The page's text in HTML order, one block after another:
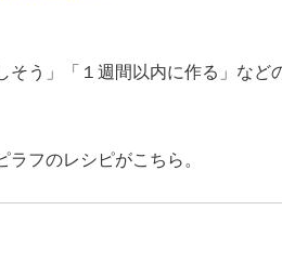
そう」「１週間以内に作る」など
フのレシピがこちら。